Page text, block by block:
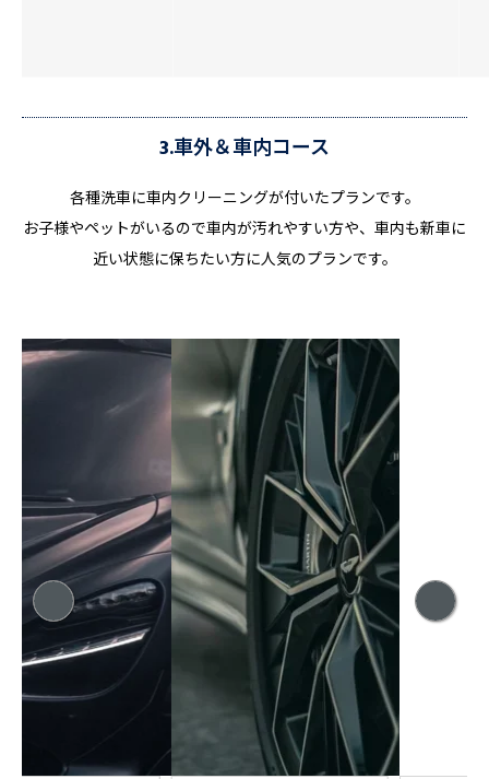
3.車外＆車内コース
各種洗車に車内クリーニングが付いたプランです。
お子様やペットがいるので車内が汚れやすい方や、車内も新車に
近い状態に保ちたい方に人気のプランです。